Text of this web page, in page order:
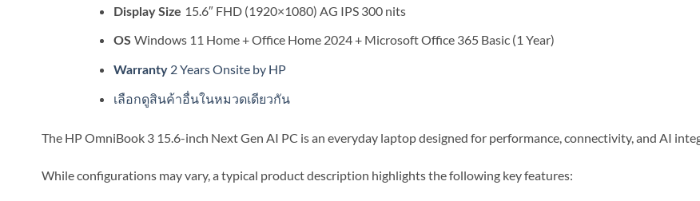
Display Size 15.6″ FHD (1920×1080) AG IPS 300 nits
OS Windows 11 Home + Office Home 2024 + Microsoft Office 365 Basic (1 Year)
Warranty 2 Years Onsite by HP
เลือกดูสินค้าอื่นในหมวดเดียวกัน
The HP OmniBook 3 15.6-inch Next Gen AI PC is an everyday laptop designed for performance, connectivity, and AI
While configurations may vary, a typical product description highlights the following key features: